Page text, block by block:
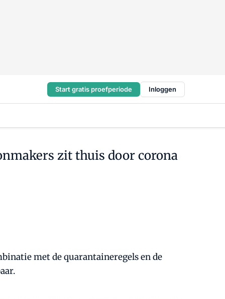
Start gratis proefperiode Inloggen
zit thuis door corona
met de quarantaineregels en de